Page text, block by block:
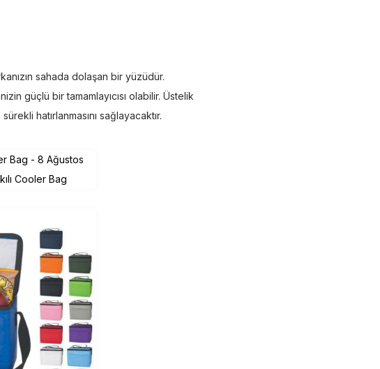
sahada dolaşan bir yüzüdür.
güçlü bir tamamlayıcısı olabilir. Üstelik
hatırlanmasını sağlayacaktır.